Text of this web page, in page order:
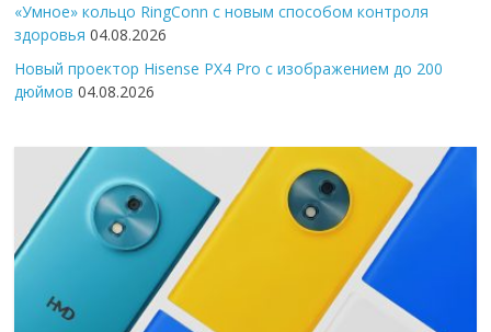
«Умное» кольцо RingConn с новым способом контроля
здоровья 04.08.2026
Новый проектор Hisense PX4 Pro с изображением до 200
дюймов 04.08.2026